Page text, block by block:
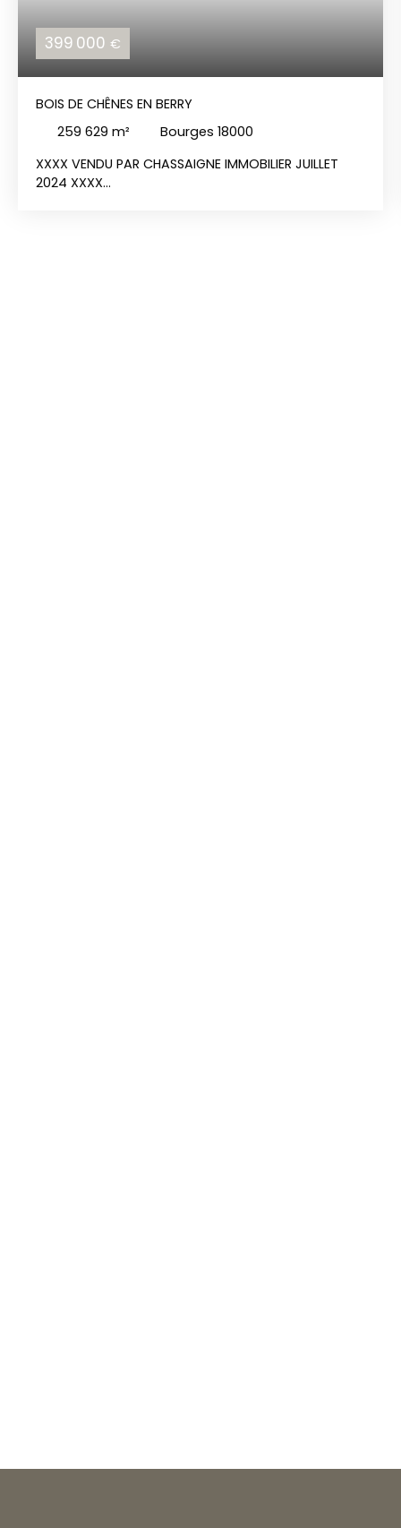
399 000 €
BOIS DE CHÊNES EN BERRY
259 629 m²
Bourges 18000
XXXX VENDU PAR CHASSAIGNE IMMOBILIER JUILLET
2024 XXXX